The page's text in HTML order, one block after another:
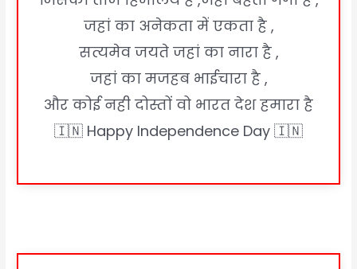
जहां का अनेकता में एकता है ,
सत्यमेव जयते जहां का नारा है ,
जहां का मजहब भाईचारा है ,
और कोई नही दोस्तों वो भारत देश हमारा है
🇮🇳 Happy Independence Day 🇮🇳